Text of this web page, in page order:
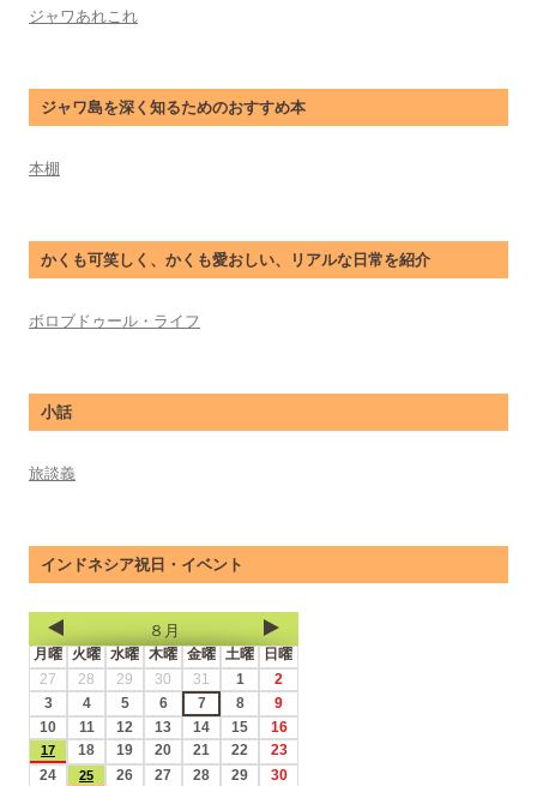
ジャワあれこれ
ジャワ島を深く知るためのおすすめ本
本棚
かくも可笑しく、かくも愛おしい、リアルな日常を紹介
ボロブドゥール・ライフ
小話
旅談義
インドネシア祝日・イベント
８月
月曜 火曜 水曜 木曜 金曜 土曜
日曜
27
28 29 30 31 1
2
3
4 5 6 7 8
9
10
11 12 13 14 15 16
17 18 19 20 21 22
23
24
25 26 27 28 29
30